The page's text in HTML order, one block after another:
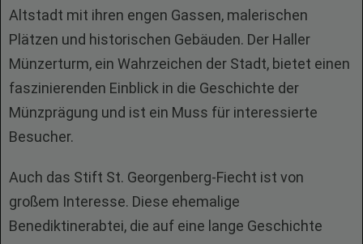
Altstadt mit ihren engen Gassen, malerischen
Plätzen und historischen Gebäuden. Der Haller
Münzerturm, ein Wahrzeichen der Stadt, bietet einen
faszinierenden Einblick in die Geschichte der
Münzprägung und ist ein Muss für interessierte
Besucher.
Auch das Stift St. Georgenberg-Fiecht ist von
großem Interesse. Diese ehemalige
Benediktinerabtei, die auf eine lange Geschichte